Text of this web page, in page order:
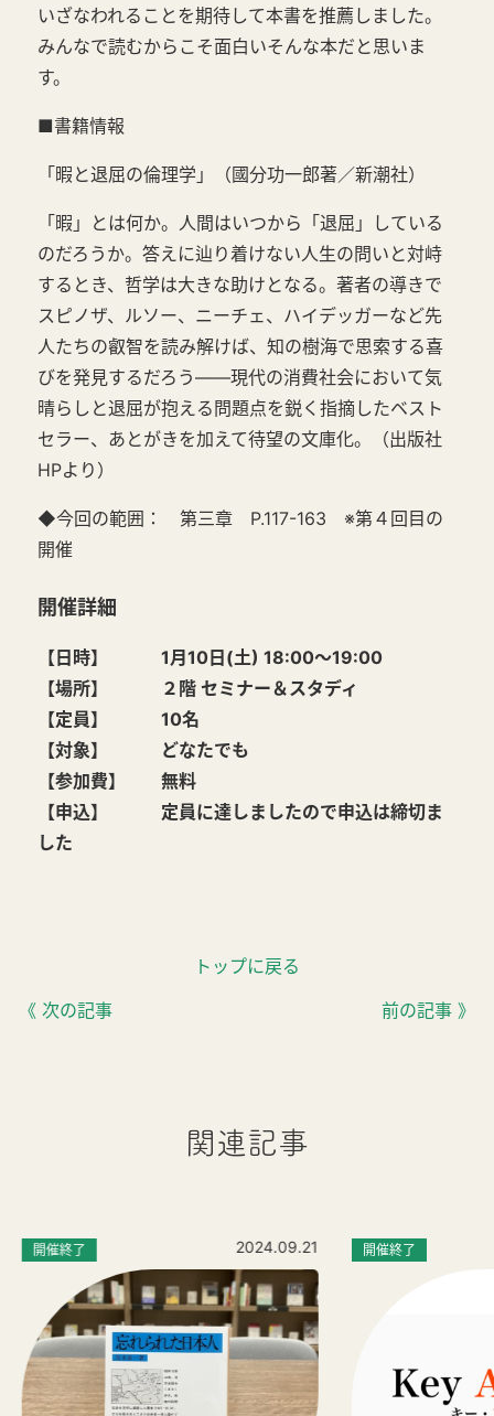
いざなわれることを期待して本書を推薦しました。
みんなで読むからこそ面白いそんな本だと思いま
す。
■書籍情報
「暇と退屈の倫理学」（國分功一郎著／新潮社）
「暇」とは何か。人間はいつから「退屈」している
のだろうか。答えに辿り着けない人生の問いと対峙
するとき、哲学は大きな助けとなる。著者の導きで
スピノザ、ルソー、ニーチェ、ハイデッガーなど先
人たちの叡智を読み解けば、知の樹海で思索する喜
びを発見するだろう――現代の消費社会において気
晴らしと退屈が抱える問題点を鋭く指摘したベスト
セラー、あとがきを加えて待望の文庫化。
（出版社
HPより）
◆今回の範囲： 第三章 P.117-163 ※第４回目の
開催
開催詳細
【日時】 1月10日(土) 18:00～19:00
【場所】 ２ 階 セミナー＆スタディ
【定員】 10名
【対象】 どなたでも
【参加費】 無料
【申込】 定員に達しましたので申込は締切ま
した
《 次の記事
トップに戻る
前の記事 》
関連記事
開催終了 2024.09.21 開催終了